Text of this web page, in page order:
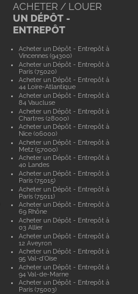
ACHETER / LOUER
UN DÉPÔT -
ENTREPÔT
Acheter un Dépôt - Entrepôt à
Vincennes (94300)
Acheter un Dépôt - Entrepôt à
Paris (75020)
Acheter un Dépôt - Entrepôt à
44 Loire-Atlantique
Acheter un Dépôt - Entrepôt à
84 Vaucluse
Acheter un Dépôt - Entrepôt à
Chartres (28000)
Acheter un Dépôt - Entrepôt à
Nice (06000)
Acheter un Dépôt - Entrepôt à
Metz (57000)
Acheter un Dépôt - Entrepôt à
40 Landes
Acheter un Dépôt - Entrepôt à
Paris (75015)
Acheter un Dépôt - Entrepôt à
Paris (75011)
Acheter un Dépôt - Entrepôt à
69 Rhône
Acheter un Dépôt - Entrepôt à
03 Allier
Acheter un Dépôt - Entrepôt à
12 Aveyron
Acheter un Dépôt - Entrepôt à
95 Val-d'Oise
Acheter un Dépôt - Entrepôt à
94 Val-de-Marne
Acheter un Dépôt - Entrepôt à
Paris (75003)